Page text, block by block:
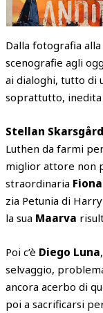
Dalla fotografia
scenografie agli
ai dialoghi, tutto di
soprattutto,
Stellan Skarsgård
Luthen da farmi
miglior attore non
straordinaria
zia Petunia di
la sua Maarva
Poi c’è Diego Luna,
selvaggio,
ancora acerbo di
poi a sacrificarsi